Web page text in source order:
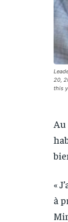
20,
this
«
à